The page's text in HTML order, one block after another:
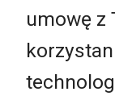
umowę z